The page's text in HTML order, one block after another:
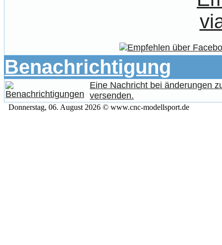
Benachrichtigung
Eine Nachricht bei änderungen
versenden.
Donnerstag, 06. August 2026 © www.cnc-modellsport.de